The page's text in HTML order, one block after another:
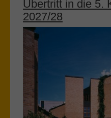
Übertritt in die 5.
2027/28